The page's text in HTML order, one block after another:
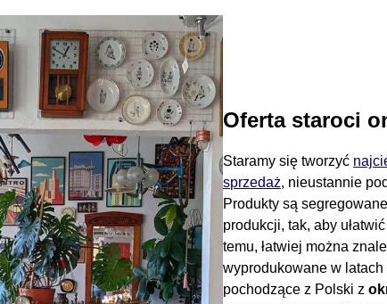
Oferta staroci
Staramy się tworzyć
sprzedaż, nieustannie
Produkty są
produkcji, tak, aby
temu, łatwiej można
wyprodukowane w
pochodzące z Polski z